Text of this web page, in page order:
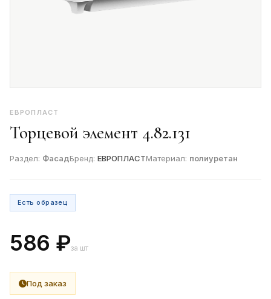
ЕВРОПЛАСТ
Торцевой элемент 4.82.131
Раздел: ФасадБренд: ЕВРОПЛАСТМатериал: полиуретан
Есть образец
586 ₽за шт
Под заказ